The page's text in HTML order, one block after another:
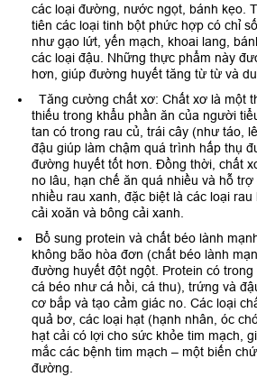
các loại đường, nước ngọt, bánh kẹo.
tiên các loại tinh bột phức hợp có chỉ
như gạo lứt, yến mạch, khoai lang,
các loại đậu. Những thực phẩm này
hơn, giúp đường huyết tăng từ từ và
Tăng cường chất xơ: Chất xơ là một
thiếu trong khẩu phần ăn của người
tan có trong rau củ, trái cây (như táo,
đậu giúp làm chậm quá trình hấp thụ
đường huyết tốt hơn. Đồng thời, chất
no lâu, hạn chế ăn quá nhiều và hỗ trợ
nhiều rau xanh, đặc biệt là các loại rau
cải xoăn và bông cải xanh.
Bổ sung protein và chất béo lành
không bão hòa đơn (chất béo lành
đường huyết đột ngột. Protein có trong
cá béo như cá hồi, cá thu), trứng và
cơ bắp và tạo cảm giác no. Các loại
quả bơ, các loại hạt (hạnh nhân, óc
hạt cải có lợi cho sức khỏe tim mạch,
mắc các bệnh tim mạch – một biến
đường.